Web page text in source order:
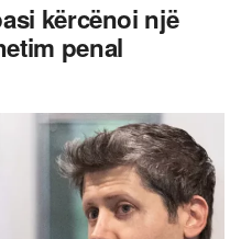
kërcënoi një
penal